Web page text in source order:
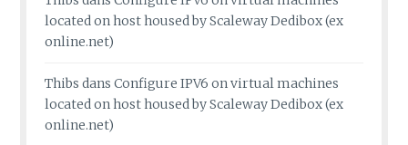
located on host housed by Scaleway Dedibox (ex
online.net)
Thibs dansConfigure IPV6 on virtual machines
located on host housed by Scaleway Dedibox (ex
online.net)